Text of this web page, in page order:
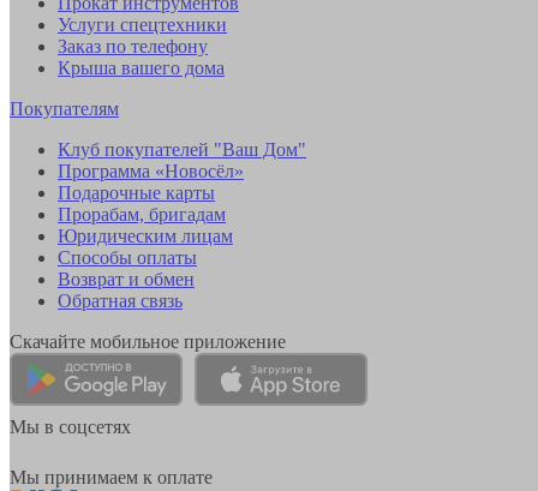
Услуги спецтехники
Заказ по телефону
Крыша вашего дома
Покупателям
Клуб покупателей "Ваш Дом"
Программа «Новосёл»
Подарочные карты
Прорабам, бригадам
Юридическим лицам
Способы оплаты
Возврат и обмен
Обратная связь
Скачайте мобильное приложение
Мы в соцсетях
Мы принимаем к оплате